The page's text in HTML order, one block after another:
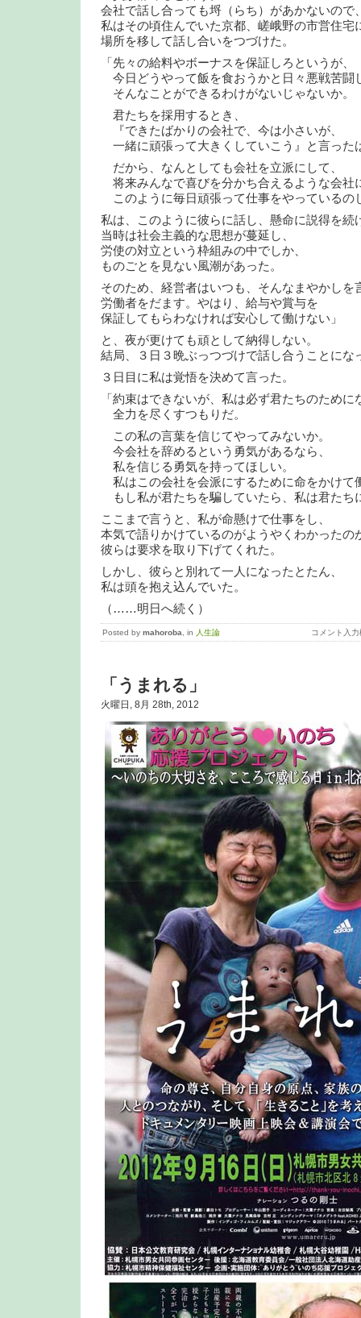
会社で話し合っても埒（らち）があかないので
私はその頃住んでいた京都、嵯峨野の市営住宅
場所を移して話し合いをつづけた。
「先々の給料やボーナスを保証しろというが、
今日どうやって飯を食おうかと日々悪戦苦闘
そんなことができるわけがないじゃないか。
君たちを採用するとき、
『できたばかりの会社で、今は小さいが、
一緒に頑張って大きくしていこう』と言った
だから、なんとしても会社を立派にして、
将来みんなで喜びを分かち合えるような会社
このように毎日頑張って仕事をやっているの
私は、このように彼らに話し、懸命に説得を続
当時は社会主義的な思想が蔓延し、
労使の対立という枠組みの中でしか、
ものごとを見ない風潮があった。
そのため、経営者はいつも、そんなまやかしを
労働者をだます。やはり、給与や賞与を
保証してもらわなければ安心して働けない」
と、夜が更けても頑として納得しない。
結局、３日３晩ぶっつづけで話し合うことにな
３日目に私は覚悟を決めて言った。
「約束はできないが、私は必ず君たちのために
全力を尽くすつもりだ。
この私の言葉を信じてやってみないか。
今会社を辞めるという勇気があるなら、
私を信じる勇気を持ってほしい。
私はこの会社を会派にするために命をかけて
もし私が君たちを騙していたら、私は君たち
ここまで言うと、私が命懸けで仕事をし、
本気で語りかけているのがようやくわかったの
彼らは要求を取り下げてくれた。
しかし、彼らと別れて一人になったとたん、
私は頭を抱え込んでいた。
（……明日へ続く）
Posted by mahoroba , in 人生論 コメント入力
「うまれる」
火曜日, 8月 28th, 2012